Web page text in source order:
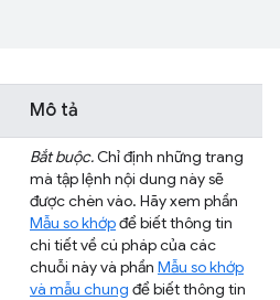
Mô tả
Bắt buộc.Chỉ định những trang
mà tập lệnh nội dung này sẽ
được chèn vào. Hãy xem phần
Mẫu so khớpđể biết thông tin
chi tiết về cú pháp của các
chuỗi này và phần Mẫu so khớp
và mẫu chung để biết thông tin